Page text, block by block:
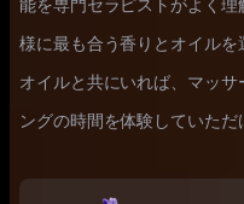
能を専門セラピストがよく
様に最も合う香りとオイル
オイルと共にいれば、マッ
ングの時間を体験していただ